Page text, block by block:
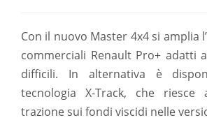
Con il nuovo Master 4x4 si amplia
commerciali Renault Pro+ adatti
difficili. In alternativa è
tecnologia X-Track, che
trazione sui fondi viscidi nelle